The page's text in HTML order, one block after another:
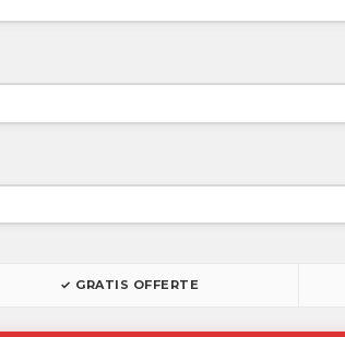
✓ GRATIS OFFERTE